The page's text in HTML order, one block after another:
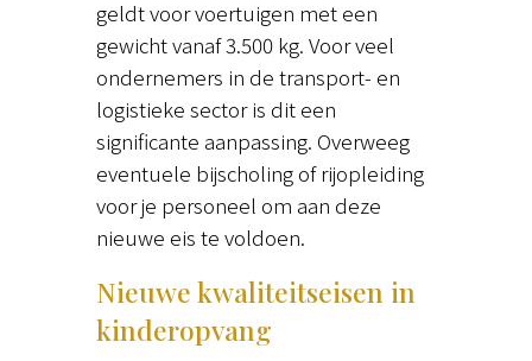
geldt voor voertuigen met een
gewicht vanaf 3.500 kg. Voor veel
ondernemers in de transport- en
logistieke sector is dit een
significante aanpassing. Overweeg
eventuele bijscholing of rijopleiding
voor je personeel om aan deze
nieuwe eis te voldoen.
Nieuwe kwaliteitseisen in
kinderopvang